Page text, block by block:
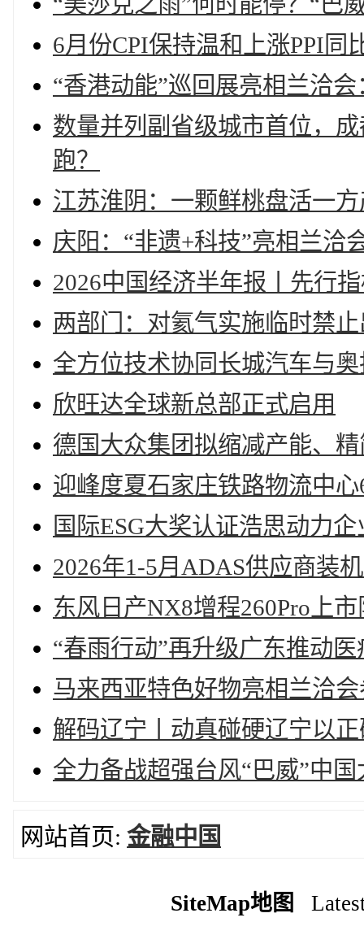
6月份CPI保持温和上涨PPI同
“香港动能”巡回展亮相兰洽
数量并列副省级城市首位，
跑？
江苏淮阴：一颗鲜桃盘活一
庆阳：“非遗+科技”亮相兰洽
2026中国经济半年报丨先行
两部门：对氦气实施临时禁
全方位技术协同长城汽车与
欣旺达全球新总部正式启用
德国大众集团拟缩减产能、
迎峰度夏石家庄铁路物流中
国际ESG大奖认证浩思动力
2026年1-5月ADAS供应商装
东风日产NX8增程260Pro上
“春雨行动”再升级广东推动
马来西亚特色好物亮相兰洽
解码辽宁丨动真碰硬辽宁以
全力备战超强台风“巴威”中
网站首页: 金融中国
SiteMap地图